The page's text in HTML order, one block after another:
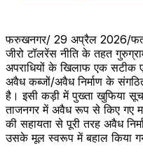
फरुखनगर/ 29 अप्रैल 2026/
जीरो टॉलरेंस नीति के तहत
अपराधियों के खिलाफ एक सटीक
अवैध कब्जों/अवैध निर्माण के
है। इसी कड़ी में पुख्ता खुफिया
ताजनगर में अवैध रूप से किए गए
की सहायता से पूरी तरह अवैध
उसके मूल स्वरूप में बहाल किया